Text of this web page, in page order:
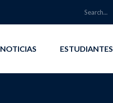
NOTICIAS ESTUDIANTES